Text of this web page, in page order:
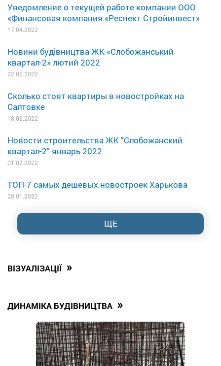
Уведомление о текущей работе компании ООО
«Финансовая компания «Респект Стройинвест»
17.04.2022
Новини будівництва ЖК «Слобожанський
квартал-2» лютий 2022
22.02.2022
Сколько стоят квартиры в новостройках на
Салтовке
18.02.2022
Новости строительства ЖК "Слобожанский
квартал-2" январь 2022
01.02.2022
ТОП-7 самых дешевых новостроек Харькова
28.01.2022
ЩЕ
ВІЗУАЛІЗАЦІЇ »
ДИНАМІКА БУДІВНИЦТВА »